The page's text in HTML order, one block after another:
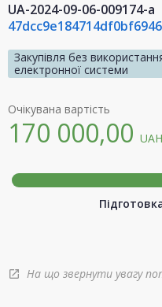
UA-2024-09-06-009174-a
Закупівля без
електронної системи
Очікувана вартість
170 000,00 UAH
open_in_new На що звернути увагу